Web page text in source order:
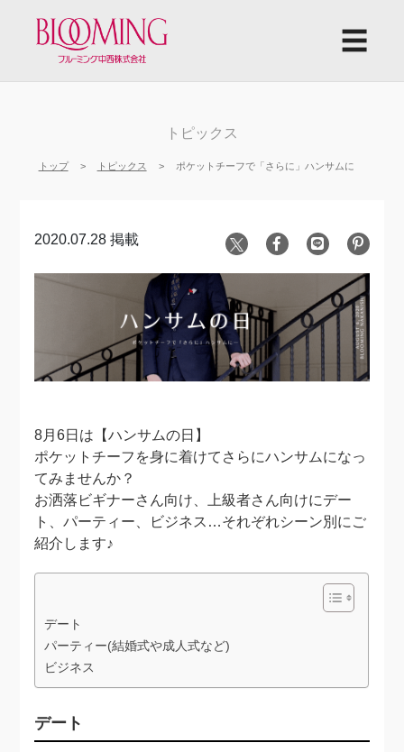
☰
トピックス
トップ トピックス ポケットチーフで「さらに」ハンサムに
2020.07.28 掲載
8月6日は【ハンサムの日】
ポケットチーフを身に着けてさらにハンサムになっ
てみませんか？
お洒落ビギナーさん向け、上級者さん向けにデー
ト、パーティー、ビジネス…それぞれシーン別にご
紹介します♪
デート
パーティー(結婚式や成人式など)
ビジネス
デート